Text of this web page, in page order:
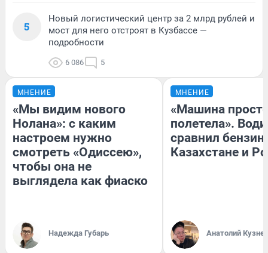
5
Новый логистический центр за 2 млрд рублей и
мост для него отстроят в Кузбассе —
подробности
6 086 5
МНЕНИЕ
«Мы видим нового
Нолана»: с каким
настроем нужно
смотреть «Одиссею»,
чтобы она не
выглядела как фиаско
Надежда Губарь
МНЕНИЕ
«Машина
полетела».
сравнил бензин
Казахстане и
Анатолий